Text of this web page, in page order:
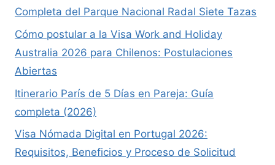
Completa del Parque Nacional Radal Siete Tazas
Cómo postular a la Visa Work and Holiday
Australia 2026 para Chilenos: Postulaciones
Abiertas
Itinerario París de 5 Días en Pareja: Guía
completa (2026)
Visa Nómada Digital en Portugal 2026:
Requisitos, Beneficios y Proceso de Solicitud